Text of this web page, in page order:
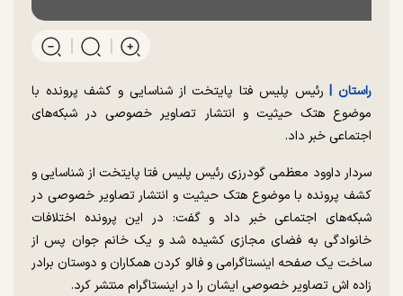
راستان |رئیس پلیس فتا پایتخت از شناسایی و کشف پرونده با
موضوع هتک حیثیت و انتشار تصاویر خصوصی در شبکه‌های
اجتماعی خبر داد.
سردار داوود معظمی گودرزی رئیس پلیس فتا پایتخت از شناسایی و
کشف پرونده با موضوع هتک حیثیت و انتشار تصاویر خصوصی در
شبکه‌های اجتماعی خبر داد و گفت: در این پرونده اختلافات
خانوادگی به فضای مجازی کشیده شد و یک خانم جوان پس از
ساخت یک صفحه اینستاگرامی و فالو کردن همکاران و دوستان برادر
زاده اش تصاویر خصوصی ایشان را در اینستاگرام منتشر کرد.